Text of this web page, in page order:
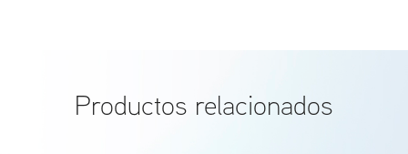
Productos relacionados